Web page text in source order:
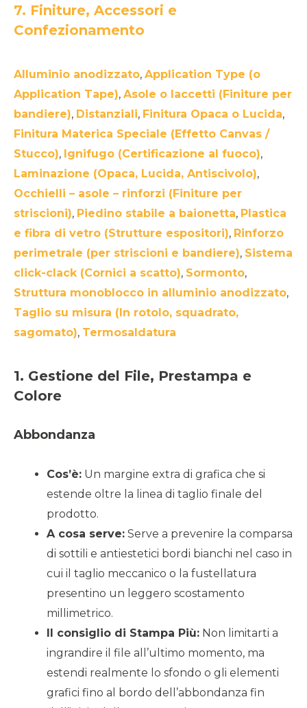
7. Finiture, Accessori e
Confezionamento
Alluminio anodizzato, Application Type (o
Application Tape), Asole o laccetti (Finiture per
bandiere), Distanziali, Finitura Opaca o Lucida,
Finitura Materica Speciale (Effetto Canvas /
Stucco), Ignifugo (Certificazione al fuoco),
Laminazione (Opaca, Lucida, Antiscivolo),
Occhielli – asole – rinforzi (Finiture per
striscioni), Piedino stabile a baionetta, Plastica
e fibra di vetro (Strutture espositori), Rinforzo
perimetrale (per striscioni e bandiere), Sistema
click-clack (Cornici a scatto), Sormonto,
Struttura monoblocco in alluminio anodizzato,
Taglio su misura (In rotolo, squadrato,
sagomato), Termosaldatura
1. Gestione del File, Prestampa e
Colore
Abbondanza
Cos’è: Un margine extra di grafica che si
estende oltre la linea di taglio finale del
prodotto.
A cosa serve: Serve a prevenire la comparsa
di sottili e antiestetici bordi bianchi nel caso in
cui il taglio meccanico o la fustellatura
presentino un leggero scostamento
millimetrico.
Il consiglio di Stampa Più: Non limitarti a
ingrandire il file all’ultimo momento, ma
estendi realmente lo sfondo o gli elementi
grafici fino al bordo dell’abbondanza fin